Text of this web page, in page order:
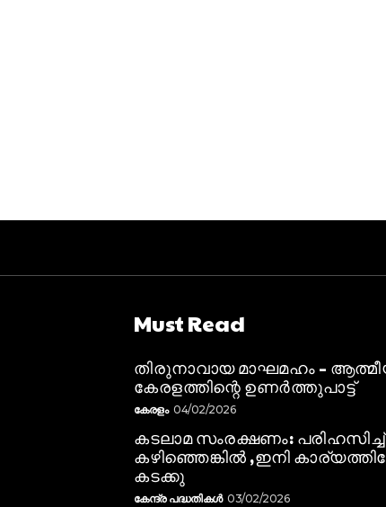
Must Read
തിരുനാവായ മാഘമഹം –
കേരളത്തിന്റെ ഉണർത്തുപാട്ട്
കേരളം 04/02/2026
കടലാമ സംരക്ഷണം: പരിഹസിച്ച്
കഴിഞ്ഞെങ്കിൽ ,ഇനി
കടക്കു
കേന്ദ്ര പദ്ധതികൾ 03/02/2026